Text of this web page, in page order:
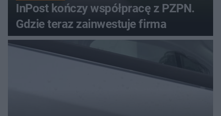
InPost kończy współpracę z PZPN.
Gdzie teraz zainwestuje firma